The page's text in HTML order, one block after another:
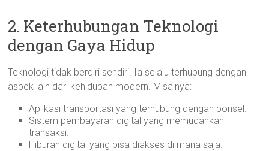
2. Keterhubungan Teknologi
dengan Gaya Hidup
Teknologi tidak berdiri sendiri. Ia selalu terhubung dengan
aspek lain dari kehidupan modern. Misalnya:
Aplikasi transportasi yang terhubung dengan ponsel.
Sistem pembayaran digital yang memudahkan
transaksi.
Hiburan digital yang bisa diakses di mana saja.